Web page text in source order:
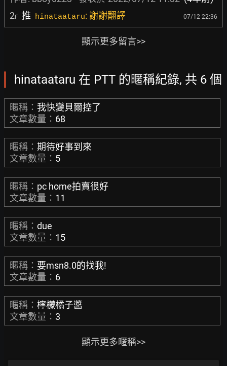
2F 推 hinataataru: 謝謝翻譯 07/12 22:36
顯示更多留言>>
hinataataru 在 PTT 的暱稱紀錄, 共 6 個
暱稱： 我快變貝爾控了
文章數量： 68
暱稱： 期待好事到來
文章數量： 5
暱稱： pc home拍賣很好
文章數量： 11
暱稱： due
文章數量： 15
暱稱： 要msn8.0的找我!
文章數量： 6
暱稱： 檸檬橘子醬
文章數量： 3
顯示更多暱稱>>